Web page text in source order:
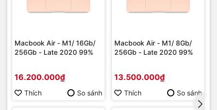
Macbook Air - M1/ 16Gb/
256Gb - Late 2020 99%
16.200.000₫
Thích So sánh
Macbook Air - M1/ 8Gb/
256Gb - Late 2020 99%
13.500.000₫
Thích So sánh